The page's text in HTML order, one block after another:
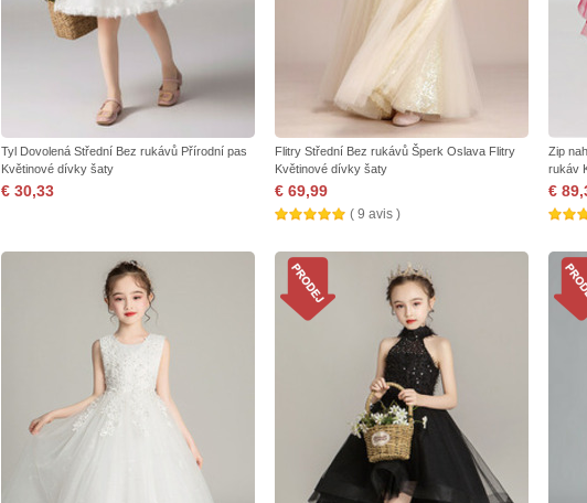
Tyl Dovolená Střední Bez rukávů Přírodní pas
Květinové dívky šaty
€ 30,33
Flitry Střední Bez rukávů Šperk Oslava Flitry
Květinové dívky šaty
€ 69,99
( 9 avis )
Zip
rukáv
€